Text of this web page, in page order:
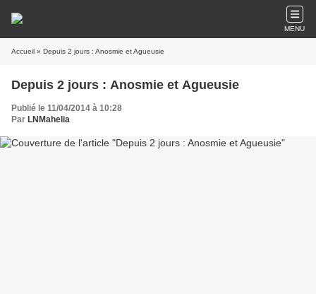
MENU
Accueil » Depuis 2 jours : Anosmie et Agueusie
Depuis 2 jours : Anosmie et Agueusie
Publié le 11/04/2014 à 10:28
Par LNMahelia